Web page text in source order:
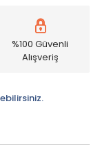
%100 Güvenli
Alışveriş